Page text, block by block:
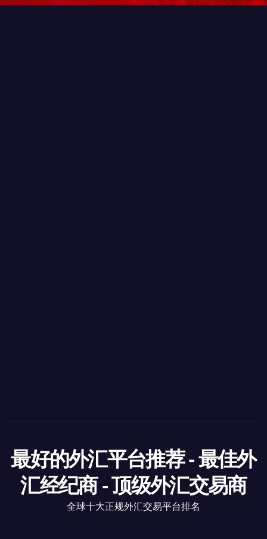
最好的外汇平台推荐 - 最佳外
汇经纪商 - 顶级外汇交易商
全球十大正规外汇交易平台排名